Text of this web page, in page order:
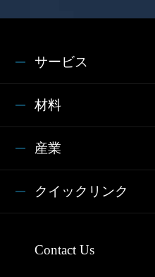
サービス
材料
産業
クイックリンク
Contact Us